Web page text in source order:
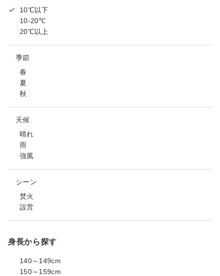
10℃以下
10-20℃
20℃以上
季節
春
夏
秋
天候
晴れ
雨
強風
シーン
焚火
設営
身長から探す
140～149cm
150～159cm